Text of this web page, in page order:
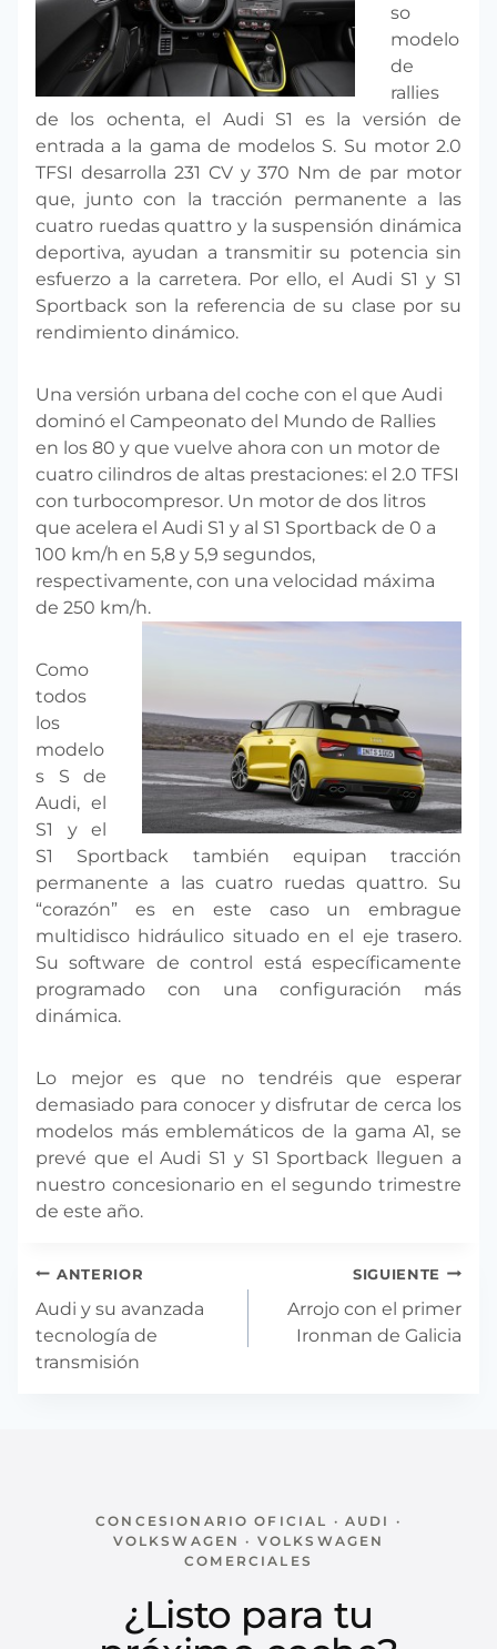
so
modelo
de
rallies
de los ochenta, el Audi S1 es la versión de
entrada a la gama de modelos S. Su motor 2.0
TFSI desarrolla 231 CV y 370 Nm de par motor
que, junto con la tracción permanente a las
cuatro ruedas quattro y la suspensión dinámica
deportiva, ayudan a transmitir su potencia sin
esfuerzo a la carretera. Por ello, el Audi S1 y S1
Sportback son la referencia de su clase por su
rendimiento dinámico.
Una versión urbana del coche con el que Audi
dominó el Campeonato del Mundo de Rallies
en los 80 y que vuelve ahora con un motor de
cuatro cilindros de altas prestaciones: el 2.0 TFSI
con turbocompresor. Un motor de dos litros
que acelera el Audi S1 y al S1 Sportback de 0 a
100 km/h en 5,8 y 5,9 segundos,
respectivamente, con una velocidad máxima
de 250 km/h.
Como
todos
los
modelo
s S de
Audi, el
S1 y el
S1 Sportback también equipan tracción
permanente a las cuatro ruedas quattro. Su
“corazón” es en este caso un embrague
multidisco hidráulico situado en el eje trasero.
Su software de control está específicamente
programado con una configuración más
dinámica.
Lo mejor es que no tendréis que esperar
demasiado para conocer y disfrutar de cerca los
modelos más emblemáticos de la gama A1, se
prevé que el Audi S1 y S1 Sportback lleguen a
nuestro concesionario en el segundo trimestre
de este año.
Navegación
de
entradas
ANTERIOR
Audi y su avanzada
tecnología de
transmisión
SIGUIENTE
Arrojo con el primer
Ironman de Galicia
CONCESIONARIO OFICIAL · AUDI ·
VOLKSWAGEN · VOLKSWAGEN
COMERCIALES
¿Listo para tu